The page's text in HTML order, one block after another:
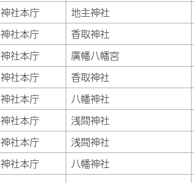
神社本庁
地主神社
神社本庁
香取神社
神社本庁
廣幡八幡宮
神社本庁
香取神社
神社本庁
八幡神社
神社本庁
浅間神社
神社本庁
浅間神社
神社本庁
八幡神社